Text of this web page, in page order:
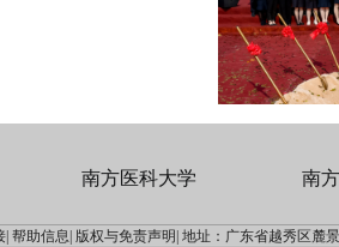
南方医科大学 南
| 帮助信息| 版权与免责声明| 地址：广东省越秀区麓